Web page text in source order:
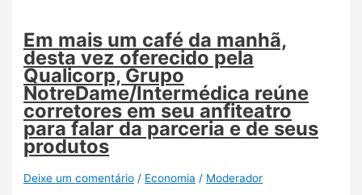
Em mais um café da manhã,
desta vez oferecido pela
Qualicorp, Grupo
NotreDame/Intermédica reúne
corretores em seu anfiteatro
para falar da parceria e de seus
produtos
Deixe um comentário / Economia / Moderador